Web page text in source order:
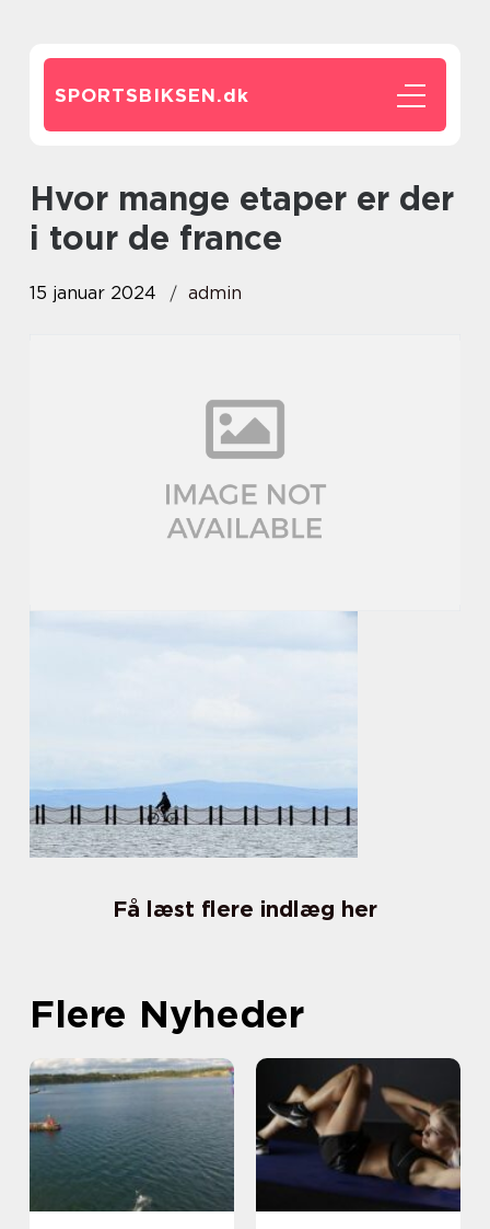
SPORTSBIKSEN.dk
hvor mange etaper er der
i tour de france
15 januar 2024 admin
Få læst flere indlæg her
Flere Nyheder